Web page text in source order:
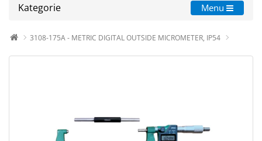
Kategorie Menu
3108-175A - METRIC DIGITAL OUTSIDE MICROMETER, IP54